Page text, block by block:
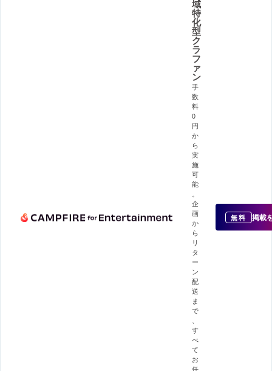
域
特
化
型
ク
ラ
フ
ァ
ン
手
数
料
0
円
か
ら
実
施
可
能
。
企
画
か
ら
リ
タ
ー
ン
配
送
ま
で
、
す
べ
て
お
任
無料 掲載